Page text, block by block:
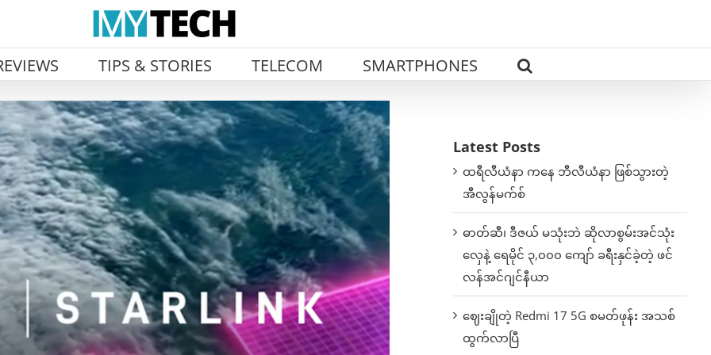
TIPS & STORIES TELECOM SMARTPHONES
Latest Posts
ထရီလီယံနာ ကနေ ဘီလီယံနာ ဖြစ်သွားတဲ့
အီလွန်မက်စ်
ဓာတ်ဆီ၊ ဒီဇယ် မသုံးဘဲ ဆိုလာစွမ်းအင်သုံး
လှေနဲ့ ရေမိုင် ၃,၀၀၀ ကျော် ခရီးနှင်ခဲ့တဲ့ ဖင်
လန်အင်ဂျင်နီယာ
ဈေးချိုတဲ့ Redmi 17 5G စမတ်ဖုန်း အသစ်
ထွက်လာပြီ